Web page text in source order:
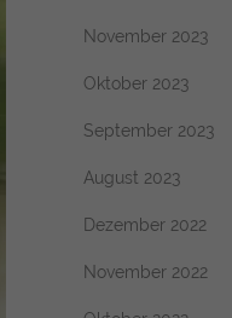
November 2023
Oktober 2023
September 2023
August 2023
Dezember 2022
November 2022